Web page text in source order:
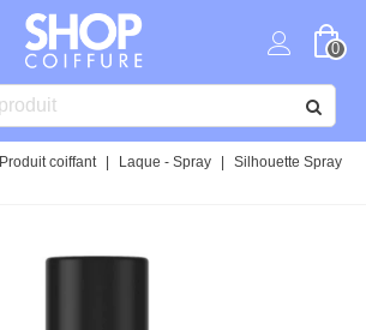
0
Produit coiffant Laque - Spray
Silhouette Spray